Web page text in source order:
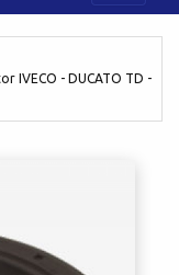
IVECO - DUCATO TD -